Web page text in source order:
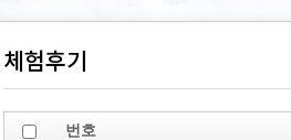
체험후기
번호